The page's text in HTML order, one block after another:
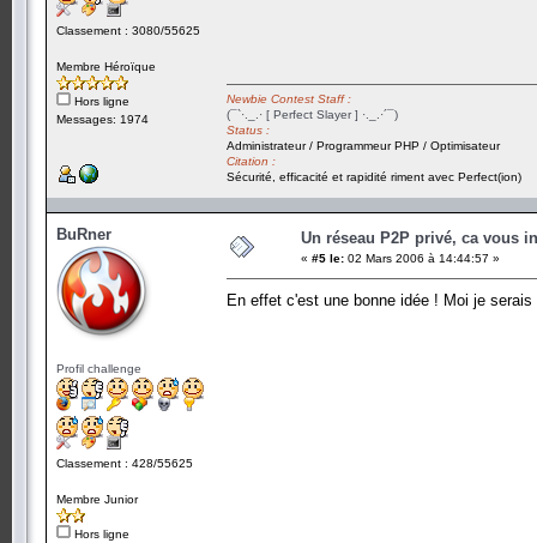
Classement : 3080/55625
Membre Héroïque
Hors ligne
Messages: 1974
Newbie Contest Staff :
(¯`·._.· [ Perfect Slayer ] ·._.·´¯)
Status :
Administrateur / Programmeur PHP / Optimisateur
Citation :
Sécurité, efficacité et rapidité riment avec Perfect(ion)
BuRner
Profil challenge
Classement : 428/55625
Membre Junior
Hors ligne
Un réseau P2P privé, ca vous
« #5 le: 02 Mars 2006 à 14:44:57 »
En effet c'est une bonne idée ! Moi je